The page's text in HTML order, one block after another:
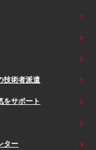
技術者派遣
をサポート
ター